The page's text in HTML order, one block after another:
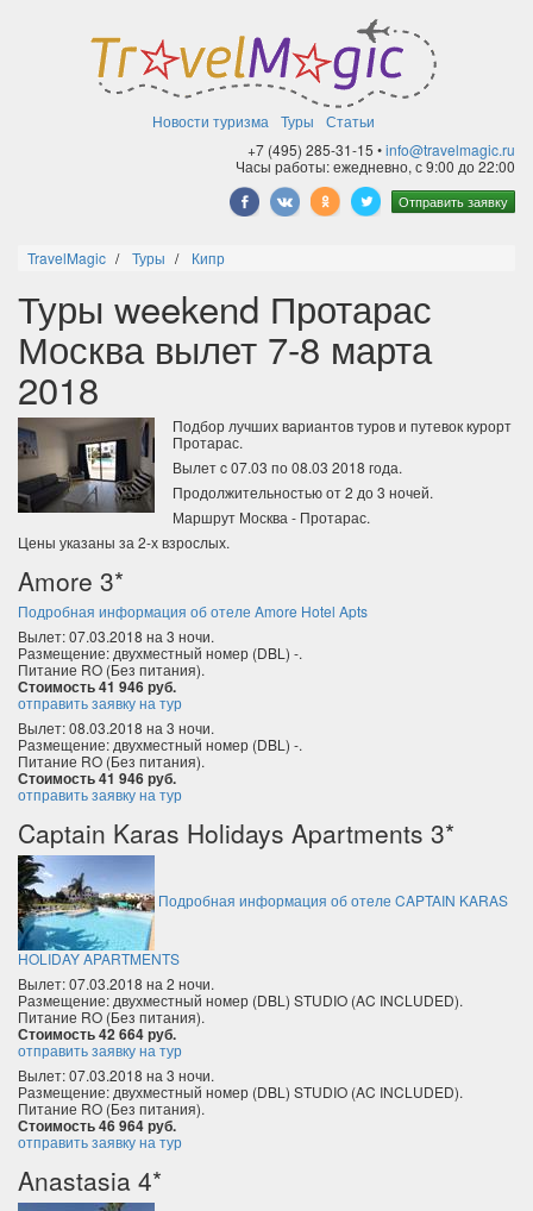
Новости туризма Туры
Статьи
+7 (495) 285-31-15 •info@travelmagic.ru
Часы работы: ежедневно, с 9:00 до 22:00
Отправить заявку
TravelMagic Туры Кипр
Туры weekend Протарас
Москва вылет 7-8 марта
2018
Подбор лучших вариантов туров и путевок курорт
Протарас.
Вылет c 07.03 по 08.03 2018 года.
Продолжительностью от 2 до 3 ночей.
Маршрут Москва - Протарас.
Цены указаны за 2-х взрослых.
Amore 3*
Подробная информация об отеле Amore Hotel Apts
Вылет: 07.03.2018 на 3 ночи.
Размещение: двухместный номер (DBL) -.
Питание RO (Без питания).
Стоимость 41 946 руб.
отправить заявку на тур
Вылет: 08.03.2018 на 3 ночи.
Размещение: двухместный номер (DBL) -.
Питание RO (Без питания).
Стоимость 41 946 руб.
отправить заявку на тур
Captain Karas Holidays Apartments 3*
Подробная информация об отеле CAPTAIN KARAS
HOLIDAY APARTMENTS
Вылет: 07.03.2018 на 2 ночи.
Размещение: двухместный номер (DBL) STUDIO (AC INCLUDED).
Питание RO (Без питания).
Стоимость 42 664 руб.
отправить заявку на тур
Вылет: 07.03.2018 на 3 ночи.
Размещение: двухместный номер (DBL) STUDIO (AC INCLUDED).
Питание RO (Без питания).
Стоимость 46 964 руб.
отправить заявку на тур
Anastasia 4*